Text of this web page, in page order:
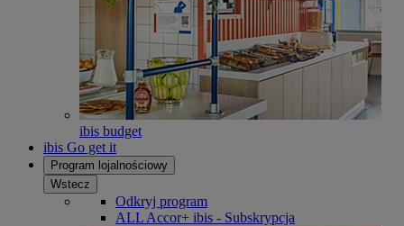
ibis budget
ibis Go get it
Program lojalnościowy
Wstecz
Odkryj program
ALL Accor+ ibis - Subskrypcja